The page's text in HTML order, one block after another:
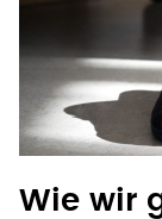
Wie wir